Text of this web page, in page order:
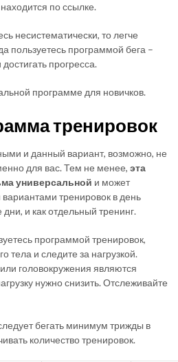
по ссылке.
несистематически, то легче
пользуетесь программой бега –
прогресса.
программе для новичков.
тренировок
и данный вариант, возможно, не
для вас. Тем не менее, эта
универсальной и может
вариантами тренировок в день
и как отдельный тренинг.
программой тренировок,
тела и следите за нагрузкой.
головокружения являются
нужно снизить. Отслеживайте
бегать минимум трижды в
количество тренировок.